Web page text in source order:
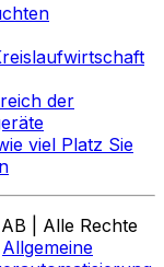
der
viel Platz Sie
| Alle Rechte
Allgemeine